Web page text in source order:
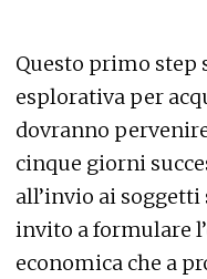
Questo primo step
esplorativa per
dovranno
cinque giorni
all’invio ai
invito a formulare
economica che a